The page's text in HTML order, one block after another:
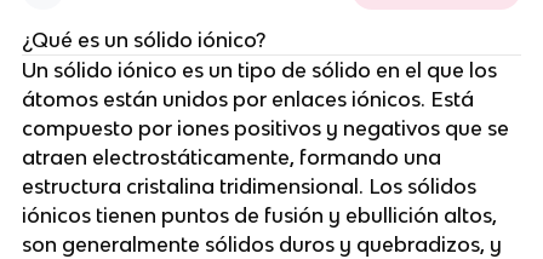
¿Qué es un sólido iónico?
Un sólido iónico es un tipo de sólido en el que los
átomos están unidos por enlaces iónicos. Está
compuesto por iones positivos y negativos que se
atraen electrostáticamente, formando una
estructura cristalina tridimensional. Los sólidos
iónicos tienen puntos de fusión y ebullición altos,
son generalmente sólidos duros y quebradizos, y